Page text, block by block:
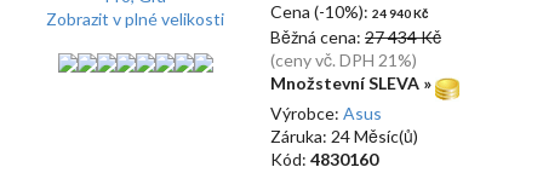
Zobrazit v plné velikosti Cena (-10%): 24 940 Kč
Běžná cena: 27 434 Kč
(ceny vč. DPH 21%)
Množstevní SLEVA »
Výrobce: Asus
Záruka: 24 Měsíc(ů)
Kód: 4830160